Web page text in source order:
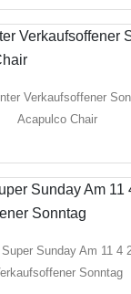
Verkaufsoffener
Acapulco Chair
Sunday Am 11 4
Sonntag